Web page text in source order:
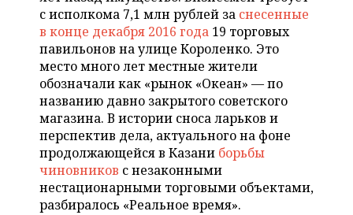
ФИГУРНОЕ КАТАНИЕ
ВОДНЫЕ ВИДЫ СПОРТА
ХОККЕЙ С МЯЧОМ
МЕДИЦИНА
ОБРАЗОВАНИЕ
ПРОИСШЕСТВИЯ
с исполкома 7,1 млн рублей за снесенные
в конце декабря 2016 года 19 торговых
павильонов на улице Короленко. Это
место много лет местные жители
обозначали как «рынок «Океан» — по
названию давно закрытого советского
магазина. В истории сноса ларьков и
перспектив дела, актуального на фоне
продолжающейся в Казани борьбы
чиновников с незаконными
нестационарными торговыми объектами,
разбиралось «Реальное время».